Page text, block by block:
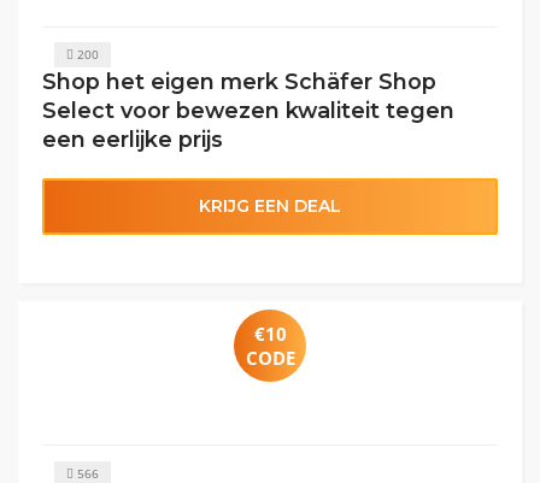
200
Shop het eigen merk Schäfer Shop
Select voor bewezen kwaliteit tegen
een eerlijke prijs
KRIJG EEN DEAL
€10
CODE
566